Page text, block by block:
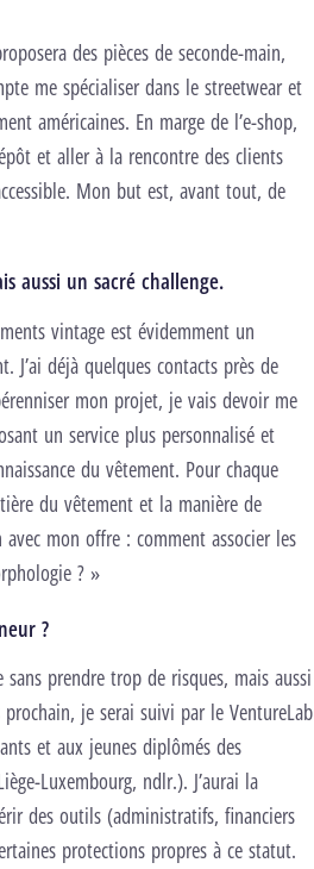
des pièces de seconde-main,
me spécialiser dans le streetwear et
américaines. En marge de l’e-shop,
et aller à la rencontre des clients
Mon but est, avant tout, de
aussi un sacré challenge.
vintage est évidemment un
J’ai déjà quelques contacts près de
mon projet, je vais devoir me
un service plus personnalisé et
du vêtement. Pour chaque
du vêtement et la manière de
mon offre : comment associer les
? »
?
prendre trop de risques, mais aussi
je serai suivi par le VentureLab
et aux jeunes diplômés des
Luxembourg, ndlr.). J’aurai la
des outils (administratifs, financiers
protections propres à ce statut.